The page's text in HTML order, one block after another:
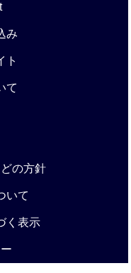
み
ト
て
の方針
いて
く表示